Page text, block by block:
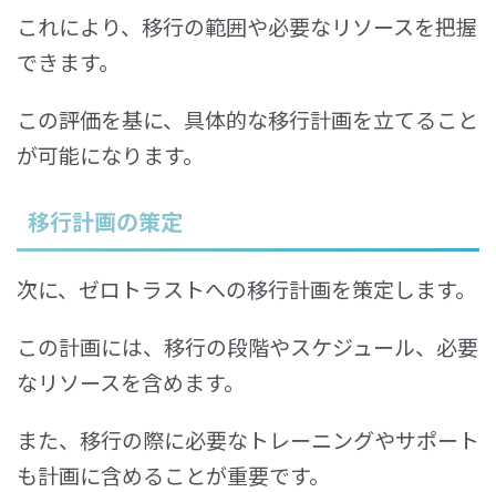
これにより、移行の範囲や必要なリソースを把握
できます。
この評価を基に、具体的な移行計画を立てること
が可能になります。
移行計画の策定
次に、ゼロトラストへの移行計画を策定します。
この計画には、移行の段階やスケジュール、必要
なリソースを含めます。
また、移行の際に必要なトレーニングやサポート
も計画に含めることが重要です。